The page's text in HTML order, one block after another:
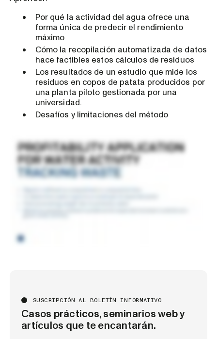
Por qué la actividad del agua ofrece una
forma única de predecir el rendimiento
máximo
Cómo la recopilación automatizada de datos
hace factibles estos cálculos de residuos
Los resultados de un estudio que mide los
residuos en copos de patata producidos por
una planta piloto gestionada por una
universidad.
Desafíos y limitaciones del método
SUSCRIPCIÓN AL BOLETÍN INFORMATIVO
Casos prácticos, seminarios web y
artículos que te encantarán.